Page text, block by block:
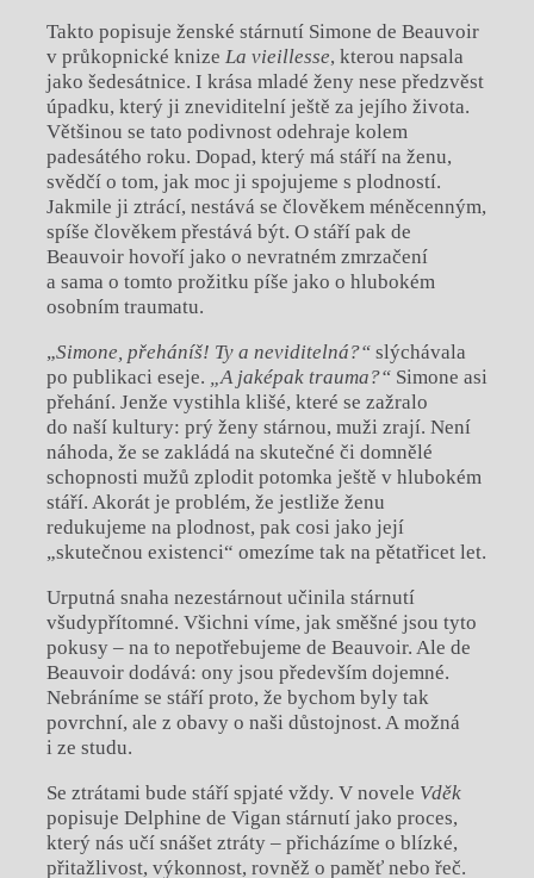
Takto popisuje ženské stárnutí Simone de Beauvoir
v průkopnické knize La vieillesse, kterou napsala
jako šedesátnice. I krása mladé ženy nese předzvěst
úpadku, který ji zneviditelní ještě za jejího života.
Většinou se tato podivnost odehraje kolem
padesátého roku. Dopad, který má stáří na ženu,
svědčí o tom, jak moc ji spojujeme s plodností.
Jakmile ji ztrácí, nestává se člověkem méněcenným,
spíše člověkem přestává být. O stáří pak de
Beauvoir hovoří jako o nevratném zmrzačení
a sama o tomto prožitku píše jako o hlubokém
osobním traumatu.
„Simone, přeháníš! Ty a neviditelná?“slýchávala
po publikaci eseje. „A jaképak trauma?“Simone asi
přehání. Jenže vystihla klišé, které se zažralo
do naší kultury: prý ženy stárnou, muži zrají. Není
náhoda, že se zakládá na skutečné či domnělé
schopnosti mužů zplodit potomka ještě v hlubokém
stáří. Akorát je problém, že jestliže ženu
redukujeme na plodnost, pak cosi jako její
„skutečnou existenci“ omezíme tak na pětatřicet let.
Urputná snaha nezestárnout učinila stárnutí
všudypřítomné. Všichni víme, jak směšné jsou tyto
pokusy – na to nepotřebujeme de Beauvoir. Ale de
Beauvoir dodává: ony jsou především dojemné.
Nebráníme se stáří proto, že bychom byly tak
povrchní, ale z obavy o naši důstojnost. A možná
i ze studu.
Se ztrátami bude stáří spjaté vždy. V novele Vděk
popisuje Delphine de Vigan stárnutí jako proces,
který nás učí snášet ztráty – přicházíme o blízké,
přitažlivost, výkonnost, rovněž o paměť nebo řeč.